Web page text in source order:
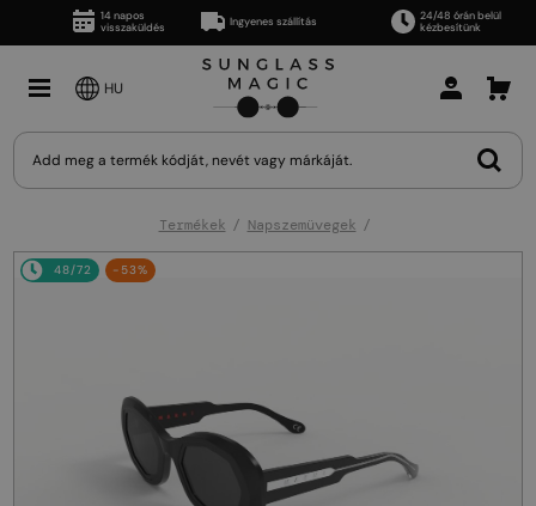
14 napos
visszaküldés
Ingyenes szállítás
24/48 órán belül
kézbesítünk
HU
Termékek Napszemüvegek
48/72 -53%